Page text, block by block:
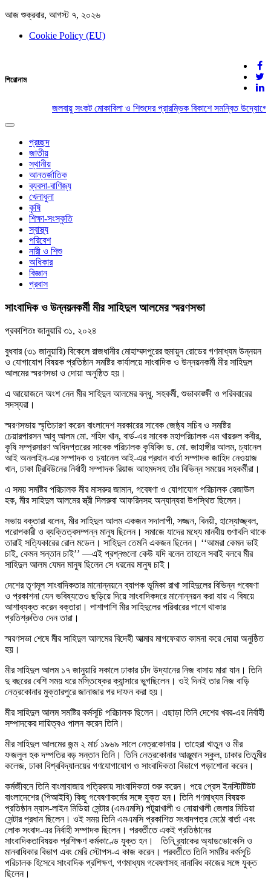
আজ শুক্রবার, আগস্ট ৭, ২০২৬
Cookie Policy (EU)
দেশের খবর
যুক্ত থাকুন দেশের সঙ্গে
শিরোনাম
জলবায়ু সংকট মোকাবিলা ও শিশুদের প্রারম্ভিক বিকাশে সমন্বিত উদ্যোগের
Toggle
navigation
প্রচ্ছদ
জাতীয়
স্থানীয়
আন্তর্জাতিক
ব্যবসা-বাণিজ্য
খেলাধুলা
কৃষি
শিক্ষা-সংস্কৃতি
স্বাস্থ্য
পরিবেশ
নারী ও শিশু
অধিকার
বিজ্ঞান
প্রবাস
সাংবাদিক ও উন্নয়নকর্মী মীর সাহিদুল আলমের স্মরণসভা
প্রকাশিতঃ জানুয়ারি ৩১, ২০২৪
বুধবার (৩১ জানুয়ারি) বিকেলে রাজধানীর মোহাম্মদপুরের হুমায়ুন রোডের গণমাধ্যম উন্নয়ন
ও যোগাযোগ বিষয়ক প্রতিষ্ঠান সমষ্টির কার্যালয়ে সাংবাদিক ও উন্নয়নকর্মী মীর সাহিদুল
আলমের স্মরণসভা ও দোয়া অনুষ্ঠিত হয়।
এ আয়োজনে অংশ নেন মীর সাহিদুল আলমের বন্ধু, সহকর্মী, শুভাকাঙ্ক্ষী ও পরিববারের
সদস্যরা।
স্মরণসভায় স্মৃতিচারণ করেন বাংলাদেশ সরকারের সাবেক জেষ্ঠ্য সচিব ও সমষ্টির
চেয়ারপারসন আবু আলম মো. শহিদ খান, বার্ড-এর সাবেক মহাপরিচালক এম খায়রুল কবীর,
কৃষি সম্প্রসারণ অধিদপ্তরের সাবেক পরিচালক কৃষিবিদ ড. মো. জাহাঙ্গীর আলম, চ্যানেল
আই অনলাইন-এর সম্পাদক ও চ্যানেল আই-এর প্রধান বার্তা সম্পাদক জাহিদ নেওয়াজ
খান, ঢাকা ট্রিবিউনের নির্বাহী সম্পাদক রিয়াজ আহমদসহ তাঁর বিভিন্ন সময়ের সহকর্মীরা।
এ সময় সমষ্টির পরিচালক মীর মাসরুর জামান, গবেষণা ও যোগাযোগ পরিচালক রেজাউল
হক, মীর সাহিদুল আলমের স্ত্রী দিলরুবা আফরিনসহ অন্যান্যরা উপস্থিত ছিলেন।
সভায় বক্তারা বলেন, মীর সাহিদুল আলম একজন সদালাপী, সজ্জন, বিনয়ী, হাস্যোজ্জ্বল,
পরোপকারী ও ব্যক্তিত্বসম্পন্ন মানুষ ছিলেন। সমাজে যাদের মধ্যে মানবীয় গুণাবলি থাকে
তারাই সত্যিকারের রোল মডেল। সাহিদুল তেমনি একজন ছিলেন। ‘‘আমরা কেমন ভাই
চাই, কেমন সন্তান চাই’’ —এই প্রশ্নগুলো কেউ যদি বলেন তাহলে সবাই বলবে মীর
সাহিদুল আলম যেমন মানুষ ছিলেন সে ধরনের মানুষ চাই।
দেশের তৃণমূল সাংবাদিকতার মানোন্নয়নে ব্যাপক ভূমিকা রাখা সাহিদুলের বিভিন্ন গবেষণা
ও প্রকাশনা যেন ভবিষ্যতেও ছড়িয়ে দিয়ে সাংবাদিকদরে মানোন্নয়ন করা যায় এ বিষয়ে
আশাব্যক্ত করেন বক্তারা। পাশাপাশি মীর সাহিদুলের পরিবারের পাশে থাকার
প্রতিশ্রুতিও দেন তারা।
স্মরণসভা শেষে মীর সাহিদুল আলমের বিদেহী আত্মার মাগফেরাত কামনা করে দোয়া অনুষ্ঠিত
হয়।
মীর সাহিদুল আলম ১৭ জানুয়ারি সকালে ঢাকার চাঁদ উদ্যানের নিজ বাসায় মারা যান। তিনি
দু বছরের বেশি সময় ধরে মস্তিষ্কের ক্যান্সারে ভুগছিলেন। ওই দিনই তার নিজ বাড়ি
নেত্রকোনার মুক্তারপুরে জানাজার পর দাফন করা হয়।
মীর সাহিদুল আলম সমষ্টির কর্মসূচি পরিচালক ছিলেন। এছাড়া তিনি দেশের খবর-এর নির্বাহী
সম্পাদকের দায়িত্বও পালন করেন তিনি।
মীর সাহিদুল আলমের জন্ম ২ মার্চ ১৯৬৯ সালে নেত্রকোনায়। তাহেরা খাতুন ও মীর
ফজলুল হক দম্পতির বড় সন্তান তিনি। তিনি নেত্রকোনার আঞ্জুমান স্কুল, ঢাকার তিতুমীর
কলেজ, ঢাকা বিশ্ববিদ্যালয়ের গণযোগাযোগ ও সাংবাদিকতা বিভাগে পড়াশোনা করেন।
কর্মজীবনে তিনি বাংলাবাজার পত্রিকায় সাংবাদিকতা শুরু করেন। পরে প্রেস ইনস্টিটিউট
বাংলাদেশের (পিআইবি) কিছু গবেষণাকর্মের সঙ্গে যুক্ত হন। তিনি গণমাধ্যম বিষয়ক
প্রতিষ্ঠান ম্যাস-লাইন মিডিয়া সেন্টার (এমএমসি) পটুয়াখালী ও নোয়াখালী জেলার মিডিয়া
সেন্টার প্রধান ছিলেন। ওই সময় তিনি এমএমসি প্রকাশিত সংবাদপত্র মেঠো বার্তা এবং
লোক সংবাদ-এর নির্বাহী সম্পাদক ছিলেন। পরবর্তীতে একই প্রতিষ্ঠানের
সাংবাদিকতাবিষয়ক প্রশিক্ষণ কর্মকাণ্ডে যুক্ত হন। তিনি ব্র্যাকের অ্যাডভোকেসি ও
মানবাধিকার বিভাগ এবং মেরি স্টোপস-এ কাজ করেন। পরবর্তীতে তিনি সমষ্টির কর্মসূচি
পরিচালক হিসেবে সাংবাদিক প্রশিক্ষণ, গণমাধ্যম গবেষণাসহ নানাবিধ কাজের সঙ্গে যুক্ত
ছিলেন।